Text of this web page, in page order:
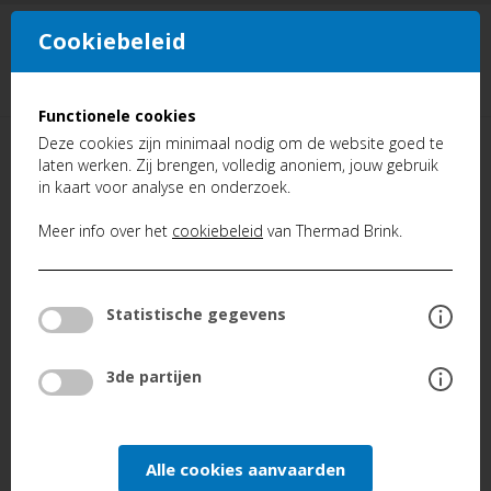
Cookiebeleid
Functionele cookies
Deze cookies zijn minimaal nodig om de website goed te
laten werken. Zij brengen, volledig anoniem, jouw gebruik
in kaart voor analyse en onderzoek.
Meer info over het cookiebeleid van Thermad Brink.
Statistische gegevens
3de partijen
Alle cookies aanvaarden
PRIVACY & DISCLAIMER
BVBA.
Thermad-Brink BVBA. (hierna “Thermad”)
bescherming van uw persoonsgegevens bij
de verwerking ervan uiterst belangrijk. Om
opgesteld. Deze heeft betrekking op alle
persoonsgegevens die Thermad over u